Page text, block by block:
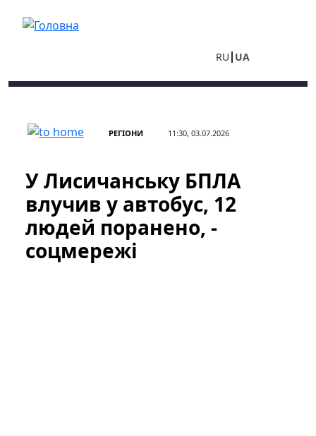
RU UA
РЕГІОНИ 11:30, 03.07.2026
У Лисичанську БПЛА
влучив у автобус, 12
людей поранено, -
соцмережі